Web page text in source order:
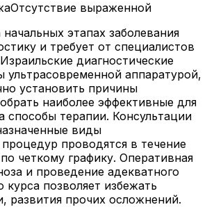
Отсутствие выраженной
этапах заболевания
и требует от специалистов
диагностические
аппаратурой,
установить причины
наиболее эффективные для
способы терапии. Консультации
виды
проводятся в течение
четкому графику. Оперативная
и проведение адекватного
курса позволяет избежать
развития прочих осложнений.